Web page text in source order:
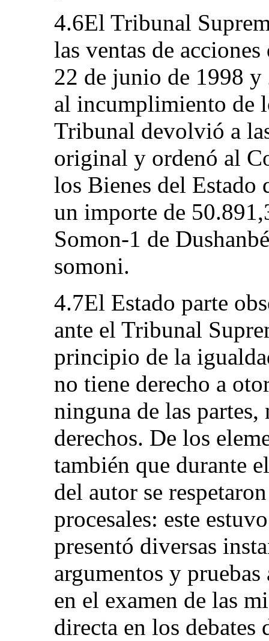
4.6El Tribunal
las ventas de
22 de junio de 1998
al incumplimiento de
Tribunal devolvió a
original y ordenó al
los Bienes del Estado
un importe de
Somon-1 de
somoni.
4.7El Estado parte
ante el Tribunal
principio de la
no tiene derecho a
ninguna de las
derechos. De los
también que durante
del autor se
procesales: este
presentó diversas
argumentos y
en el examen de las
directa en los